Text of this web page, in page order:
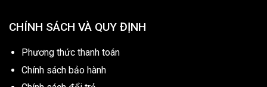
CHÍNH SÁCH VÀ QUY ĐỊNH
Phương thức thanh toán
Chính sách bảo hành